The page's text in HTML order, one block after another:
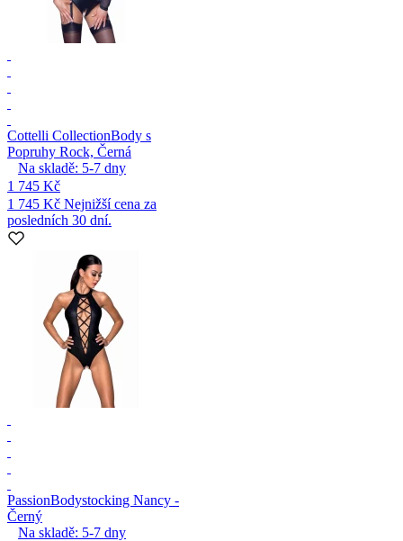
Cottelli CollectionBody s
Popruhy Rock, Černá
Na skladě: 5-7 dny
1 745 Kč
1 745 Kč Nejnižší cena za
posledních 30 dní.
PassionBodystocking Nancy -
Černý
Na skladě: 5-7 dny